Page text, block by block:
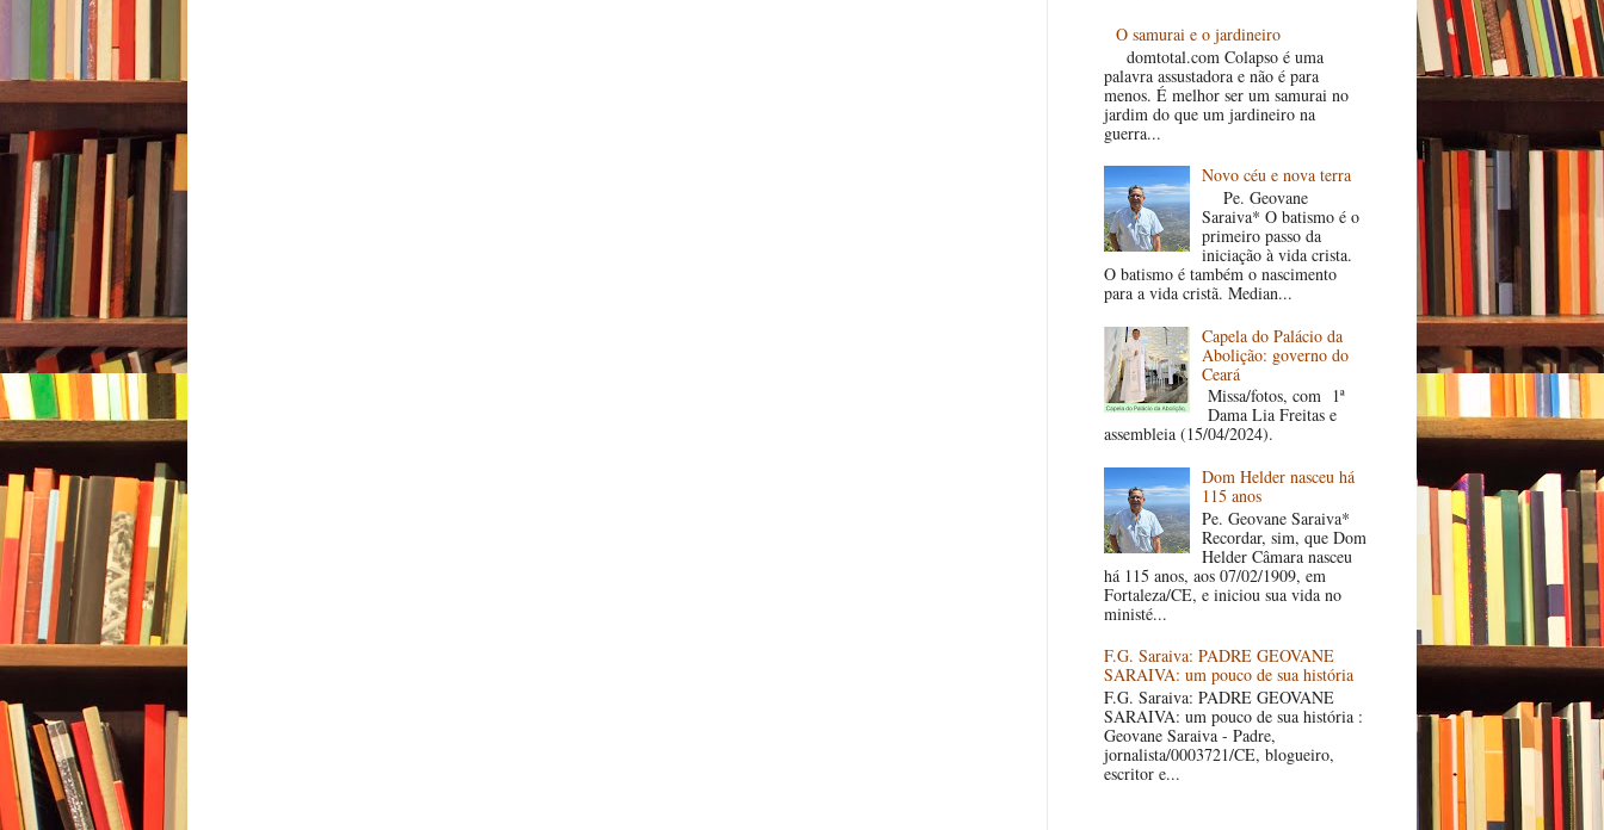
O samurai e o jardineiro
domtotal.com Colapso é uma
palavra assustadora e não é para
menos. É melhor ser um samurai no
jardim do que um jardineiro na
guerra...
Novo céu e nova terra
Pe. Geovane
Saraiva* O batismo é o
primeiro passo da
iniciação à vida crista.
O batismo é também o nascimento
para a vida cristã. Median...
Capela do Palácio da
Abolição: governo do
Ceará
Missa/fotos, com 1ª
Dama Lia Freitas e
assembleia (15/04/2024).
Dom Helder nasceu há
115 anos
Pe. Geovane Saraiva*
Recordar, sim, que Dom
Helder Câmara nasceu
há 115 anos, aos 07/02/1909, em
Fortaleza/CE, e iniciou sua vida no
ministé...
F.G. Saraiva: PADRE GEOVANE
SARAIVA: um pouco de sua história
F.G. Saraiva: PADRE GEOVANE
SARAIVA: um pouco de sua história :
Geovane Saraiva - Padre,
jornalista/0003721/CE, blogueiro,
escritor e...